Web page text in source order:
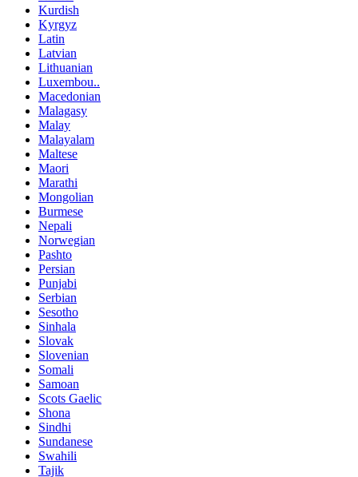
Kurdish
Kyrgyz
Latin
Latvian
Lithuanian
Luxembou..
Macedonian
Malagasy
Malay
Malayalam
Maltese
Maori
Marathi
Mongolian
Burmese
Nepali
Norwegian
Pashto
Persian
Punjabi
Serbian
Sesotho
Sinhala
Slovak
Slovenian
Somali
Samoan
Scots Gaelic
Shona
Sindhi
Sundanese
Swahili
Tajik